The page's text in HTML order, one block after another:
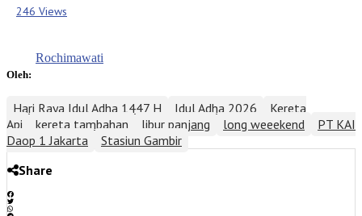
246 Views
Oleh:
Rochimawati
Hari Raya Idul Adha 1447 H Idul Adha 2026
Kereta
Api
kereta tambahan libur panjang long weeekend
PT KAI
Daop 1 Jakarta
Stasiun Gambir
Share